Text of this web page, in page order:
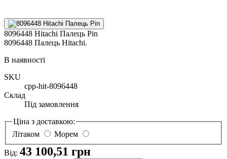
8096448 Hitachi Палець Pin
8096448 Палець Hitachi.
В наявності
SKU
cpp-hit-8096448
Склад
Під замовлення
Ціна з доставкою:
Літаком
Морем
Від: 43 100,51 грн